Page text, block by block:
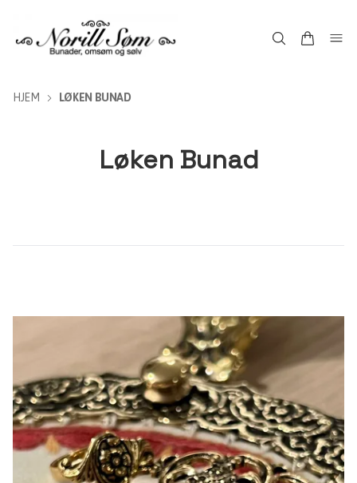
HJEM LØKEN BUNAD
Løken Bunad